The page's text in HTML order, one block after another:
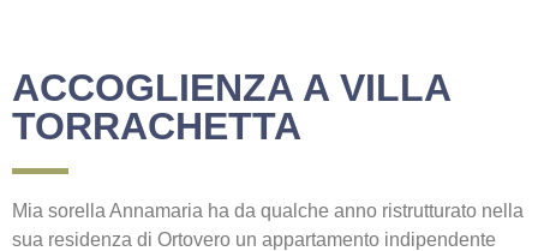
ACCOGLIENZA A VILLA
TORRACHETTA
Mia sorella Annamaria ha da qualche anno ristrutturato nella
sua residenza di Ortovero un appartamento indipendente